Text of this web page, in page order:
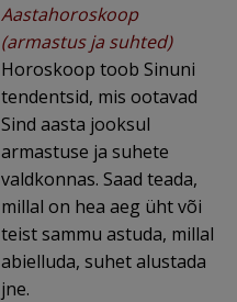
Aastahoroskoop
(armastus ja suhted)
Horoskoop toob Sinuni
tendentsid, mis ootavad
Sind aasta jooksul
armastuse ja suhete
valdkonnas. Saad teada,
millal on hea aeg üht või
teist sammu astuda, millal
abielluda, suhet alustada
jne.